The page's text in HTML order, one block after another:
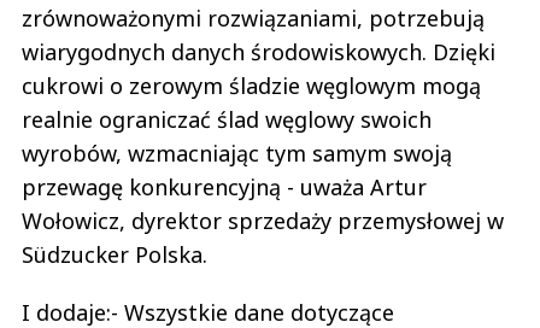
zrównoważonymi rozwiązaniami, potrzebują
wiarygodnych danych środowiskowych. Dzięki
cukrowi o zerowym śladzie węglowym mogą
realnie ograniczać ślad węglowy swoich
wyrobów, wzmacniając tym samym swoją
przewagę konkurencyjną - uważa Artur
Wołowicz, dyrektor sprzedaży przemysłowej w
Südzucker Polska.
I dodaje:- Wszystkie dane dotyczące